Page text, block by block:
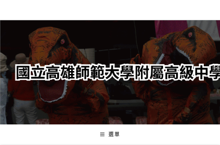
轉
要
內
容
選單